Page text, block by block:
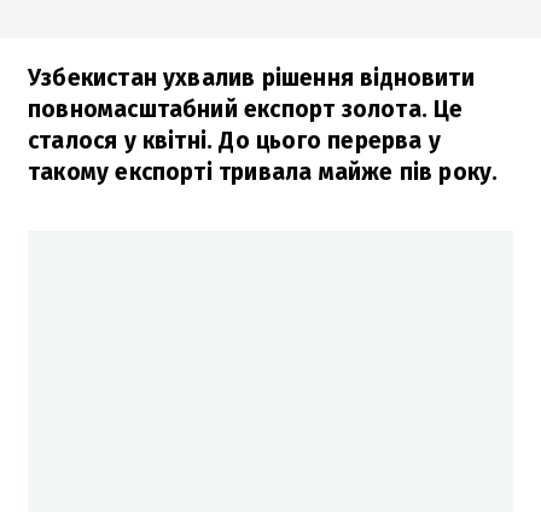
Узбекистан ухвалив рішення відновити
повномасштабний експорт золота. Це
сталося у квітні. До цього перерва у
такому експорті тривала майже пів року.